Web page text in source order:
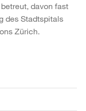
davon fast
des Stadtspitals
Zürich.